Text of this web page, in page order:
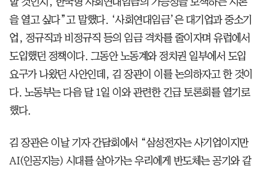
을 열고 싶다”고 말했다. ‘사회연대임금’은 대기업과 중소기
업, 정규직과 비정규직 등의 임금 격차를 줄이자며 유럽에서
도입했던 정책이다. 그동안 노동계와 정치권 일부에서 도입
요구가 나왔던 사안인데, 김 장관이 이를 논의하자고 한 것이
다. 노동부는 다음 달 1일 이와 관련한 긴급 토론회를 열기로
했다.
김 장관은 이날 기자 간담회에서 “삼성전자는 사기업이지만
AI(인공지능) 시대를 살아가는 우리에게 반도체는 공기와 같